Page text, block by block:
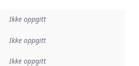
Ikke oppgitt
:
Ikke oppgitt
Ikke oppgitt